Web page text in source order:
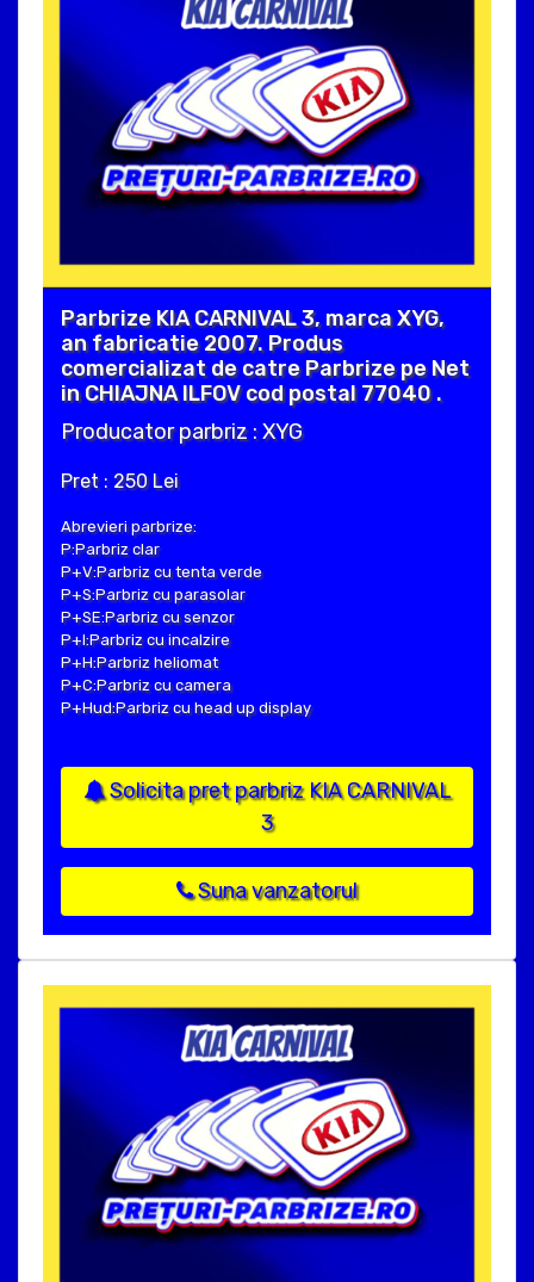
Parbrize KIA CARNIVAL 3, marca XYG,
an fabricatie 2007. Produs
comercializat de catre Parbrize pe Net
in CHIAJNA ILFOV cod postal 77040 .
Producator parbriz : XYG
Pret : 250 Lei
Abrevieri parbrize:
P:Parbriz clar
P+V:Parbriz cu tenta verde
P+S:Parbriz cu parasolar
P+SE:Parbriz cu senzor
P+I:Parbriz cu incalzire
P+H:Parbriz heliomat
P+C:Parbriz cu camera
P+Hud:Parbriz cu head up display
Solicita pret parbriz KIA CARNIVAL
3
Suna vanzatorul